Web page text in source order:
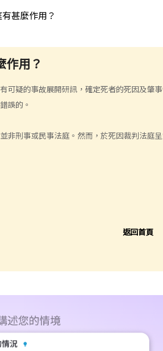
甚麼作用？
作用？
可疑的事故展開研訊，確定死者的死因及肇
誤的。
非刑事或民事法庭。然而，於死因裁判法庭
返回首頁